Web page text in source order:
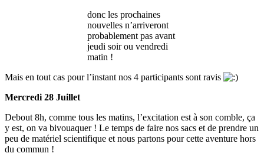
donc les prochaines
nouvelles n’arriveront
probablement pas avant
jeudi soir ou vendredi
matin !
Mais en tout cas pour l’instant nos 4 participants sont ravis
Mercredi 28 Juillet
Debout 8h, comme tous les matins, l’excitation est à son comble, ça
y est, on va bivouaquer ! Le temps de faire nos sacs et de prendre un
peu de matériel scientifique et nous partons pour cette aventure hors
du commun !